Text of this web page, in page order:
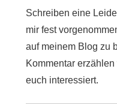
Schreiben eine
mir fest
auf meinem Blog zu
Kommentar
euch interessiert.